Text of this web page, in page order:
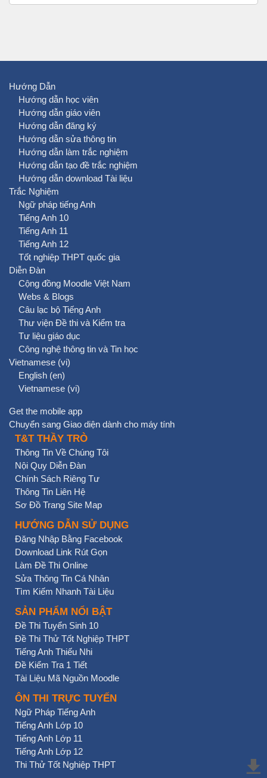
Hướng Dẫn
Hướng dẫn học viên
Hướng dẫn giáo viên
Hướng dẫn đăng ký
Hướng dẫn sửa thông tin
Hướng dẫn làm trắc nghiệm
Hướng dẫn tạo đề trắc nghiệm
Hướng dẫn download Tài liệu
Trắc Nghiệm
Ngữ pháp tiếng Anh
Tiếng Anh 10
Tiếng Anh 11
Tiếng Anh 12
Tốt nghiệp THPT quốc gia
Diễn Đàn
Cộng đồng Moodle Việt Nam
Webs & Blogs
Câu lạc bộ Tiếng Anh
Thư viện Đề thi và Kiểm tra
Tư liệu giáo dục
Công nghệ thông tin và Tin học
Vietnamese ‎(vi)‎
English ‎(en)‎
Vietnamese ‎(vi)‎
Get the mobile app
Chuyển sang Giao diện dành cho máy tính
T&T THẦY TRÒ
Thông Tin Về Chúng Tôi
Nội Quy Diễn Đàn
Chính Sách Riêng Tư
Thông Tin Liên Hệ
Sơ Đồ Trang Site Map
HƯỚNG DẪN SỬ DỤNG
Đăng Nhập Bằng Facebook
Download Link Rút Gọn
Làm Đề Thi Online
Sửa Thông Tin Cá Nhân
Tìm Kiếm Nhanh Tài Liệu
SẢN PHẨM NỔI BẬT
Đề Thi Tuyển Sinh 10
Đề Thi Thử Tốt Nghiệp THPT
Tiếng Anh Thiếu Nhi
Đề Kiểm Tra 1 Tiết
Tài Liệu Mã Nguồn Moodle
ÔN THI TRỰC TUYẾN
Ngữ Pháp Tiếng Anh
Tiếng Anh Lớp 10
Tiếng Anh Lớp 11
Tiếng Anh Lớp 12
Thi Thử Tốt Nghiệp THPT